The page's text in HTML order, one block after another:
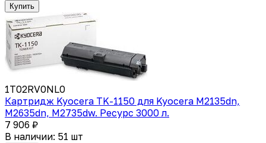
Купить
1T02RV0NL0
Картридж Kyocera TK-1150 для Kyocera M2135dn,
M2635dn, M2735dw. Ресурс 3000 л.
7 906 ₽
В наличии: 51 шт